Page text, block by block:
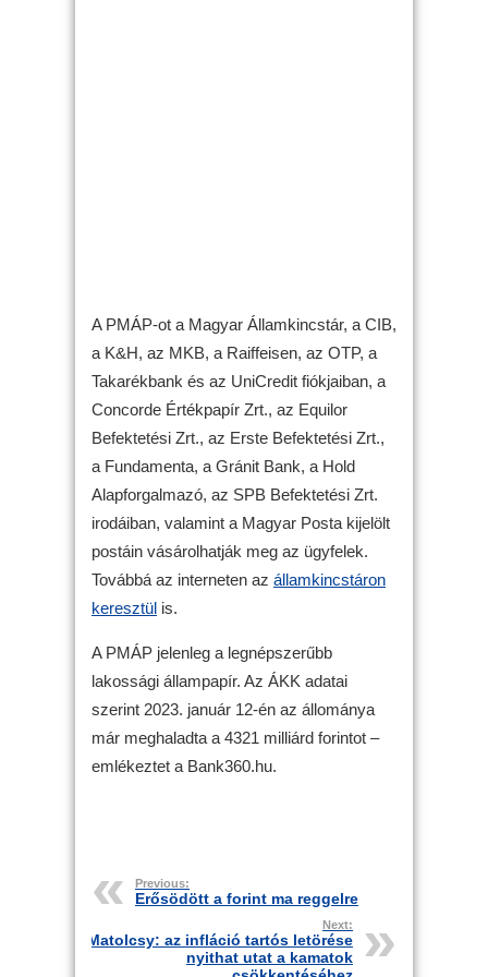
A PMÁP-ot a Magyar Államkincstár, a CIB,
a K&H, az MKB, a Raiffeisen, az OTP, a
Takarékbank és az UniCredit fiókjaiban, a
Concorde Értékpapír Zrt., az Equilor
Befektetési Zrt., az Erste Befektetési Zrt.,
a Fundamenta, a Gránit Bank, a Hold
Alapforgalmazó, az SPB Befektetési Zrt.
irodáiban, valamint a Magyar Posta kijelölt
postáin vásárolhatják meg az ügyfelek.
Továbbá az interneten az államkincstáron
keresztül is.
A PMÁP jelenleg a legnépszerűbb
lakossági állampapír. Az ÁKK adatai
szerint 2023. január 12-én az állománya
már meghaladta a 4321 milliárd forintot –
emlékeztet a Bank360.hu.
Previous:
Erősödött a forint ma reggelre
Next:
Matolcsy: az infláció tartós letörése
nyithat utat a kamatok